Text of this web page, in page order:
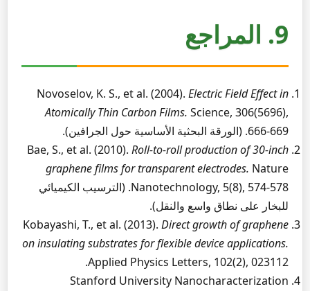
9. المراجع
Novoselov, K. S., et al. (2004). Electric Field Effect in
Atomically Thin Carbon Films. Science, 306(5696),
666-669. (الورقة البحثية الأساسية حول الجرافين).
Bae, S., et al. (2010). Roll-to-roll production of 30-inch
graphene films for transparent electrodes. Nature
Nanotechnology, 5(8), 574-578. (الترسيب الكيميائي
للبخار على نطاق واسع والنقل).
Kobayashi, T., et al. (2013). Direct growth of graphene
on insulating substrates for flexible device applications.
Applied Physics Letters, 102(2), 023112.
Stanford University Nanocharacterization